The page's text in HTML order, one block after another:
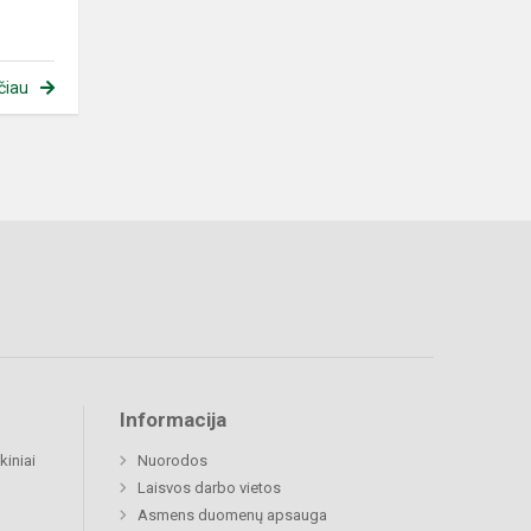
Informacija
Nuorodos
Laisvos darbo vietos
Asmens duomenų apsauga